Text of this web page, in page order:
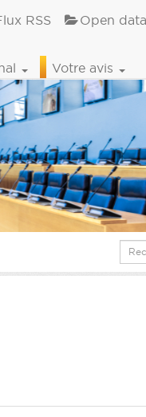
RSS Open data
Votre avis